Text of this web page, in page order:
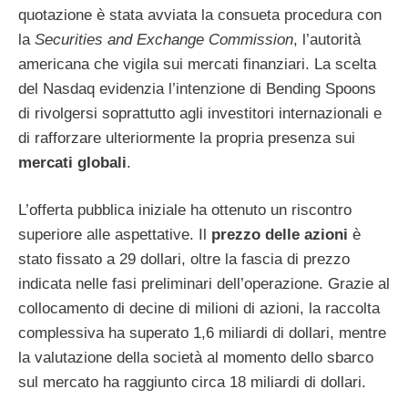
quotazione è stata avviata la consueta procedura con
la Securities and Exchange Commission, l’autorità
americana che vigila sui mercati finanziari. La scelta
del Nasdaq evidenzia l’intenzione di Bending Spoons
di rivolgersi soprattutto agli investitori internazionali e
di rafforzare ulteriormente la propria presenza sui
mercati globali.
L’offerta pubblica iniziale ha ottenuto un riscontro
superiore alle aspettative. Il prezzo delle azioni è
stato fissato a 29 dollari, oltre la fascia di prezzo
indicata nelle fasi preliminari dell’operazione. Grazie al
collocamento di decine di milioni di azioni, la raccolta
complessiva ha superato 1,6 miliardi di dollari, mentre
la valutazione della società al momento dello sbarco
sul mercato ha raggiunto circa 18 miliardi di dollari.